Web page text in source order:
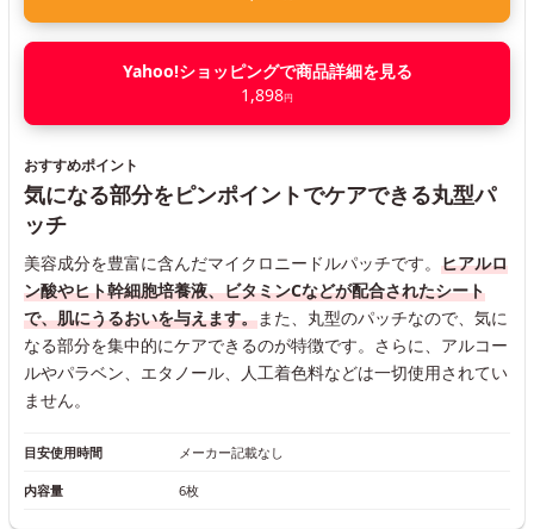
Yahoo!ショッピングで商品詳細を見る
1,898円
おすすめポイント
気になる部分をピンポイントでケアできる丸型パ
ッチ
美容成分を豊富に含んだマイクロニードルパッチです。 ヒアルロ
ン酸やヒト幹細胞培養液、ビタミンCなどが配合されたシート
で、肌にうるおいを与えます。また、丸型のパッチなので、気に
なる部分を集中的にケアできるのが特徴です。さらに、アルコー
ルやパラベン、エタノール、人工着色料などは一切使用されてい
ません。
目安使用時間 メーカー記載なし
内容量 6枚